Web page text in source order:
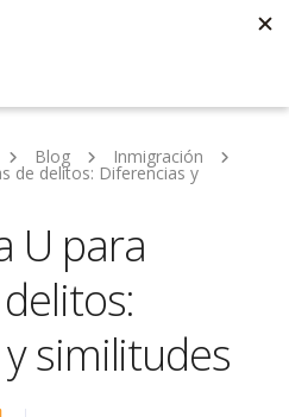
Blog Inmigración
de delitos: Diferencias y
U para
similitudes